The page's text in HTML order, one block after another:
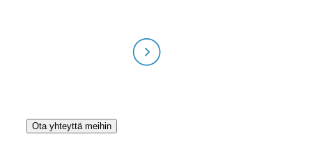
Ota yhteyttä meihin